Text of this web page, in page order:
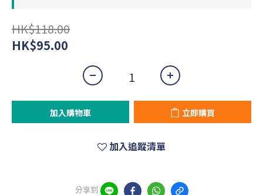
HK$118.00
HK$95.00
加入購物車 立即購買
加入追蹤清單
分享到